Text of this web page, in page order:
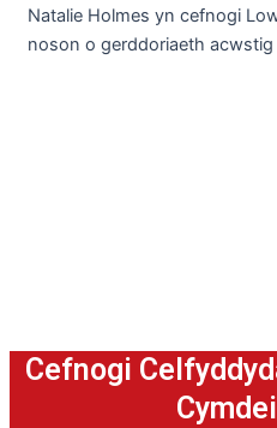
Natalie Holmes yn cefnogi
noson o gerddoriaeth
Cefnogi